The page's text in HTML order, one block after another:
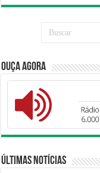
Ouça Agora
Últimas Notícias